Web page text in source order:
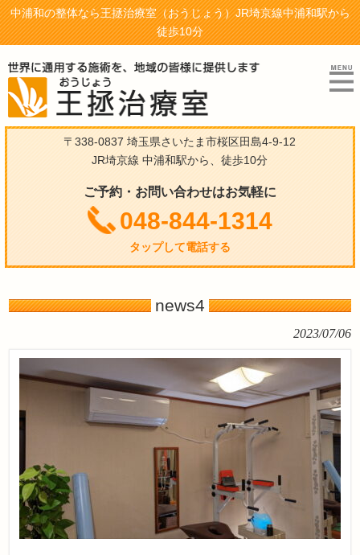
中浦和の整体なら王拯治療室（おうじょう）JR埼京線中浦和駅から
徒歩10分
〒338-0837 埼玉県さいたま市桜区田島4-9-12
JR埼京線 中浦和駅から、徒歩10分
ご予約・お問い合わせはお気軽に
048-844-1314
タップして電話する
news4
2023/07/06